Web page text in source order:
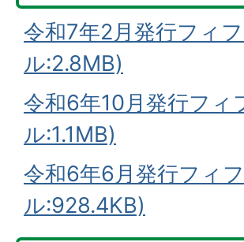
令和7年2月発行フィ
ル:2.8MB)
令和6年10月発行フ
ル:1.1MB)
令和6年6月発行フィ
ル:928.4KB)